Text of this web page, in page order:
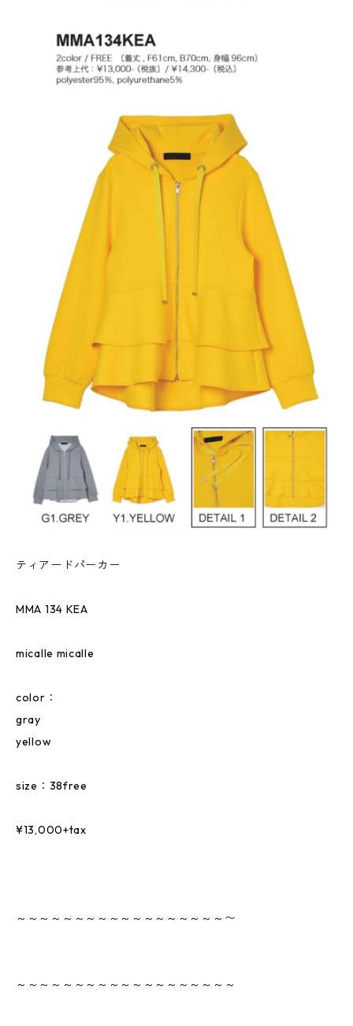
ティアードパーカー
MMA 134 KEA
micalle micalle
color：
gray
yellow
size：38free
¥13,000+tax
～～～～～～～～～～～～～～～～～～〜
～～～～～～～～～～～～～～～～～～～